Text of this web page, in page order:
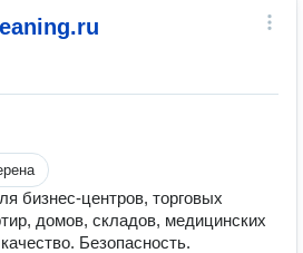
бизнес-центров, торговых
домов, складов, медицинских
Безопасность.